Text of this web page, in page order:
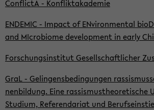
Con­flic­tA - Kon­flikt­aka­de­mie
EN­DE­MIC - Im­pact of EN­vi­ron­men­tal
and MI­cro­bio­me de­ve­lo­p­ment in early
For­schungs­in­sti­tut Ge­sell­schaft­li­cher
GraL - Ge­lin­gens­be­din­gun­gen
nen­bil­dung. Eine ras­sis­mus­theo­re­ti­sche
Stu­di­um, Re­fe­ren­da­ri­at und